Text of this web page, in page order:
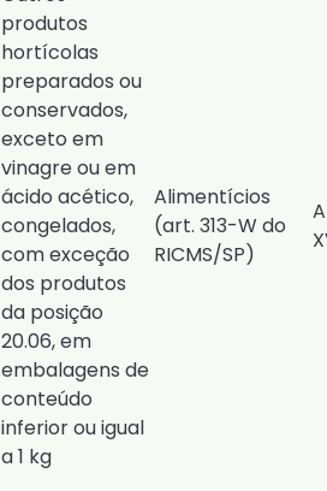
produtos
hortícolas
preparados ou
conservados,
exceto em
vinagre ou em
ácido acético,
congelados,
com exceção
dos produtos
da posição
20.06, em
embalagens de
conteúdo
inferior ou igual
a 1 kg
Alimentícios
(art. 313-W do
RICMS/SP)